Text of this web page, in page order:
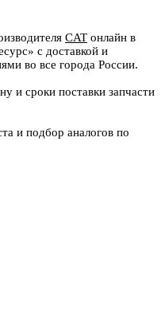
CAT онлайн в
с доставкой и
во все города России.
и сроки поставки запчасти
и подбор аналогов по